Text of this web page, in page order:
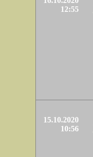
12:55
15.10.2020
10:56